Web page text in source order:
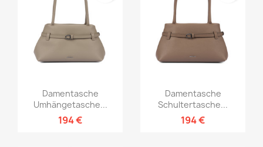
Damentasche
Umhängetasche...
194 €
Damentasche
Schultertasche...
194 €